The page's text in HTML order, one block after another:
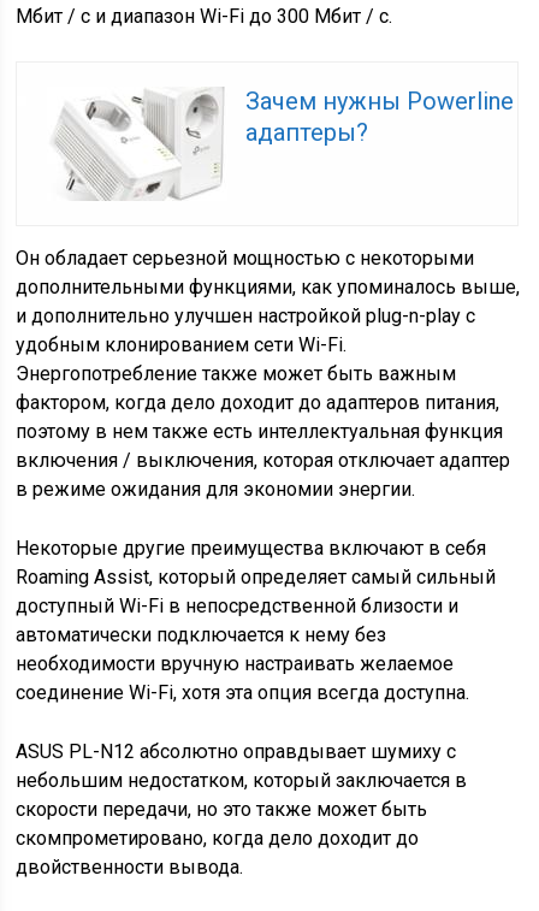
Мбит / с и диапазон Wi-Fi до 300 Мбит / с.
Зачем нужны Powerline
адаптеры?
Он обладает серьезной мощностью с некоторыми
дополнительными функциями, как упоминалось выше,
и дополнительно улучшен настройкой plug-n-play с
удобным клонированием сети Wi-Fi.
Энергопотребление также может быть важным
фактором, когда дело доходит до адаптеров питания,
поэтому в нем также есть интеллектуальная функция
включения / выключения, которая отключает адаптер
в режиме ожидания для экономии энергии.
Некоторые другие преимущества включают в себя
Roaming Assist, который определяет самый сильный
доступный Wi-Fi в непосредственной близости и
автоматически подключается к нему без
необходимости вручную настраивать желаемое
соединение Wi-Fi, хотя эта опция всегда доступна.
ASUS PL-N12 абсолютно оправдывает шумиху с
небольшим недостатком, который заключается в
скорости передачи, но это также может быть
скомпрометировано, когда дело доходит до
двойственности вывода.